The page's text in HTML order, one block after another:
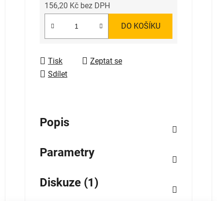
156,20 Kč bez DPH
DO KOŠÍKU
Tisk
Zeptat se
Sdílet
Popis
Parametry
Diskuze (1)